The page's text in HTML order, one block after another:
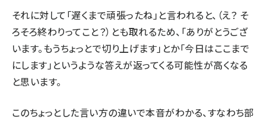
それに対して「遅くまで頑張ったね」と言われると、（え？ そ
ろそろ終わりってこと？）とも取れるため、「ありがとうござ
います。もうちょっとで切り上げます」とか「今日はここまで
にします」というような答えが返ってくる可能性が高くなる
と思います。
このちょっとした言い方の違いで本音がわかる、すなわち部